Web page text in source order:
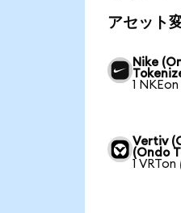
アセット
Nike
1
Vertiv
(Ondo
1